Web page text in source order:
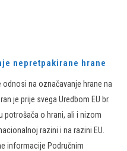
nepretpakirane hrane
na označavanje hrane na
je prije svega Uredbom EU br.
potrošača o hrani, ali i nizom
razini i na razini EU.
informacije Područnim